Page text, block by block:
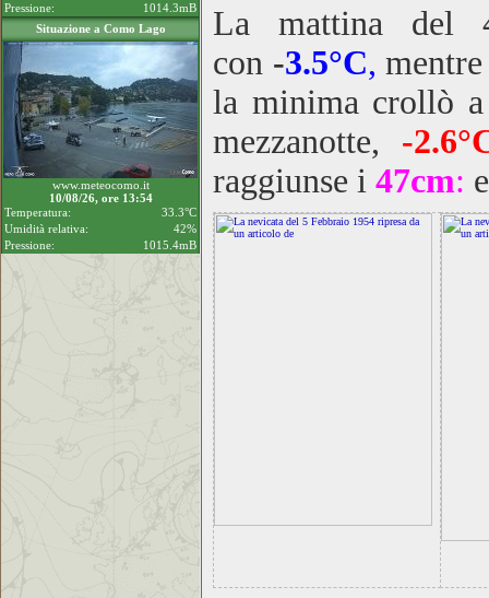
Pressione:
1014.3mB
Situazione a Como Lago
www.meteocomo.it
10/08/26, ore 13:54
Temperatura:
33.3°C
Umidità relativa:
42%
Pressione:
1015.4mB
La mattina del
con -3.5°C,
la minima crollò
mezzanotte, -
raggiunse i 47cm: